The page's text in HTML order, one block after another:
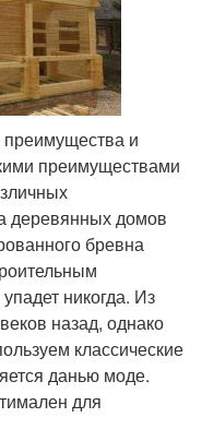
преимущества и
преимуществами
деревянных домов
бревна
никогда. Из
назад, однако
классические
данью моде.
для